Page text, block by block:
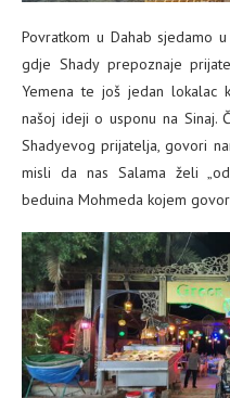
Povratkom u Dahab sjedamo
gdje Shady prepoznaje
Yemena te još jedan lokalac
našoj ideji o usponu na Sinaj.
Shadyevog prijatelja, govori
misli da nas Salama želi
beduina Mohmeda kojem